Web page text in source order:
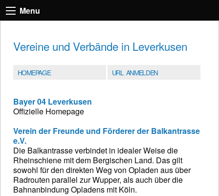
Menu
Vereine und Verbände in Leverkusen
HOMEPAGE URL ANMELDEN
Bayer 04 Leverkusen
Offizielle Homepage
Verein der Freunde und Förderer der Balkantrasse
e.V.
Die Balkantrasse verbindet in idealer Weise die
Rheinschiene mit dem Bergischen Land. Das gilt
sowohl für den direkten Weg von Opladen aus über
Radrouten parallel zur Wupper, als auch über die
Bahnanbindung Opladens mit Köln.